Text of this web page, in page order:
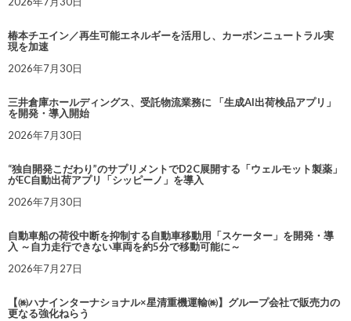
椿本チエイン／再生可能エネルギーを活用し、カーボンニュートラル実
現を加速
2026年7月30日
三井倉庫ホールディングス、受託物流業務に 「生成AI出荷検品アプリ」
を開発・導入開始
2026年7月30日
“独自開発こだわり”のサプリメントでD2C展開する「ウェルモット製薬」
がEC自動出荷アプリ「シッピーノ」を導入
2026年7月30日
自動車船の荷役中断を抑制する自動車移動用「スケーター」を開発・導
入 ～自力走行できない車両を約5分で移動可能に～
2026年7月27日
【㈱ハナインターナショナル×星清重機運輸㈱】グループ会社で販売力の
更なる強化ねらう